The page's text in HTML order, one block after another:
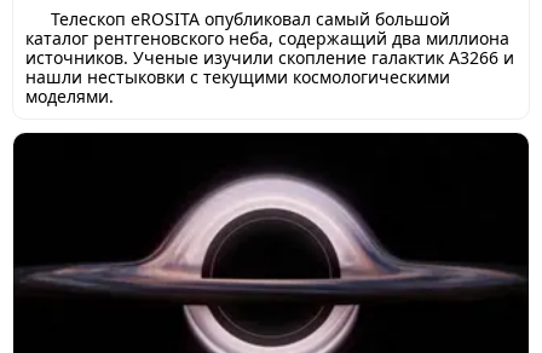
Телескоп eROSITA опубликовал самый большой
каталог рентгеновского неба, содержащий два миллиона
источников. Ученые изучили скопление галактик A3266 и
нашли нестыковки с текущими космологическими
моделями.